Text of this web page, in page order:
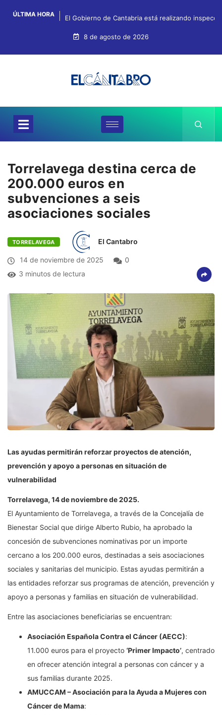
ÚLTIMA HORA El Gobierno de Cantabria está realizando
8 de agosto de 2026
Torrelavega destina cerca de
200.000 euros en
subvenciones a seis
asociaciones sociales
TORRELAVEGA El Cantabro
14 de noviembre de 2025
0
3 minutos de lectura
Las ayudas permitirán reforzar proyectos de atención,
prevención y apoyo a personas en situación de
vulnerabilidad
Torrelavega, 14 de noviembre de 2025.
El Ayuntamiento de Torrelavega, a través de la Concejalía de
Bienestar Social que dirige Alberto Rubio, ha aprobado la
concesión de subvenciones nominativas por un importe
cercano a los 200.000 euros, destinadas a seis asociaciones
sociales y sanitarias del municipio. Estas ayudas permitirán a
las entidades reforzar sus programas de atención, prevención y
apoyo a personas y familias en situación de vulnerabilidad.
Entre las asociaciones beneficiarias se encuentran:
Asociación Española Contra el Cáncer (AECC):
11.000 euros para el proyecto ‘Primer Impacto’, centrado
en ofrecer atención integral a personas con cáncer y a
sus familias durante 2025.
AMUCCAM – Asociación para la Ayuda a Mujeres con
Cáncer de Mama: